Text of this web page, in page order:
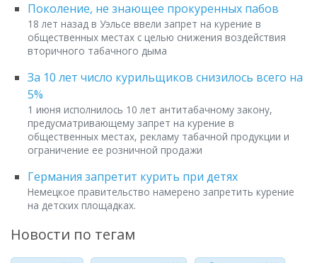
Поколение, не знающее прокуренных пабов
18 лет назад в Уэльсе ввели запрет на курение в
общественных местах с целью снижения воздействия
вторичного табачного дыма
За 10 лет число курильщиков снизилось всего на
5%
1 июня исполнилось 10 лет антитабачному закону,
предусматривающему запрет на курение в
общественных местах, рекламу табачной продукции и
ограничение ее розничной продажи
Германия запретит курить при детях
Немецкое правительство намерено запретить курение
на детских площадках.
Новости по тегам